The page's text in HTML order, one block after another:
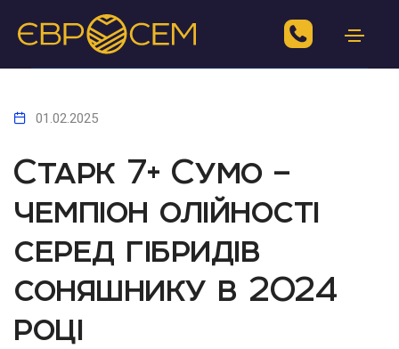
01.02.2025
Старк 7+ Сумо –
чемпіон олійності
серед гібридів
соняшнику в 2024
році